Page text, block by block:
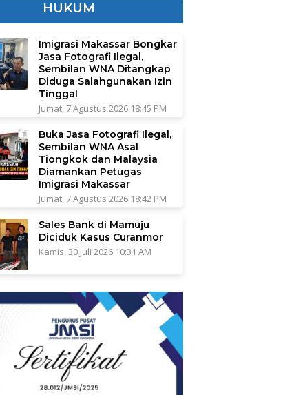
HUKUM
Imigrasi Makassar Bongkar
Jasa Fotografi Ilegal,
Sembilan WNA Ditangkap
Diduga Salahgunakan Izin
Tinggal
Jumat, 7 Agustus 2026 18:45 PM
Buka Jasa Fotografi Ilegal,
Sembilan WNA Asal
Tiongkok dan Malaysia
Diamankan Petugas
Imigrasi Makassar
Jumat, 7 Agustus 2026 18:42 PM
Sales Bank di Mamuju
Diciduk Kasus Curanmor
Kamis, 30 Juli 2026 10:31 AM